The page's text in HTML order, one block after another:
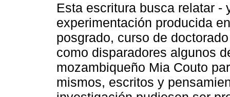
Esta escritura busca relatar -
experimentación producida
posgrado, curso de
como disparadores algunos
mozambiqueño Mia Couto
mismos, escritos y